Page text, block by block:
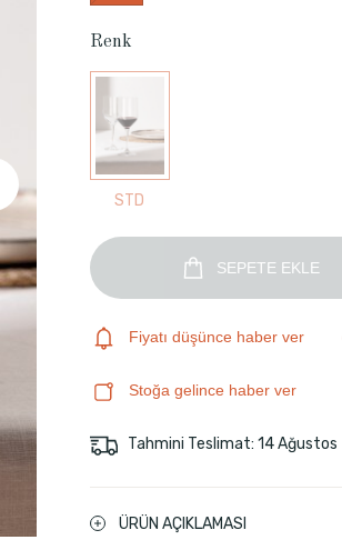
Renk
STD
SEPETE EKLE
Fiyatı düşünce haber ver
Stoğa gelince haber ver
Tahmini Teslimat: 14 Ağustos
ÜRÜN AÇIKLAMASI